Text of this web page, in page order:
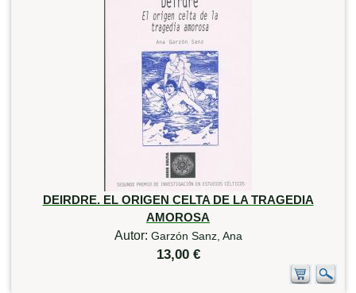
DEIRDRE. EL ORIGEN CELTA DE LA TRAGEDIA
AMOROSA
Autor: Garzón Sanz, Ana
13,00 €